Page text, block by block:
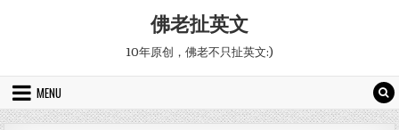
佛老扯英文
10年原创，佛老不只扯英文:)
MENU